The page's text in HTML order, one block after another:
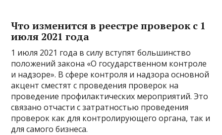
Что изменится в реестре проверок с 1
июля 2021 года
1 июля 2021 года в силу вступят большинство
положений закона «О государственном контроле
и надзоре». В сфере контроля и надзора основной
акцент сместят с проведения проверок на
проведение профилактических мероприятий. Это
связано отчасти с затратностью проведения
проверок как для контролирующего органа, так и
для самого бизнеса.